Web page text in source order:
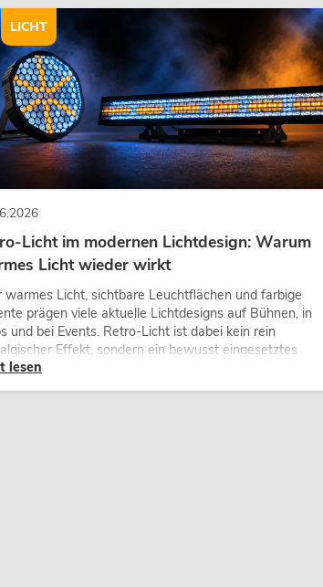
Licht im modernen Lichtdesign: Warum
Licht wieder wirkt
warmes Licht, sichtbare Leuchtflächen und farbige
prägen viele aktuelle Lichtdesigns auf Bühnen, in
und bei Events. Retro-Licht ist dabei kein rein
Effekt, sondern ein bewusst eingesetztes
Es schafft Atmosphäre, gibt Szenen
und kann technische LED-Setups emotionaler
lesen
LICHT